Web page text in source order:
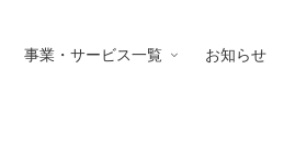
事業・サービス一覧 お知らせ